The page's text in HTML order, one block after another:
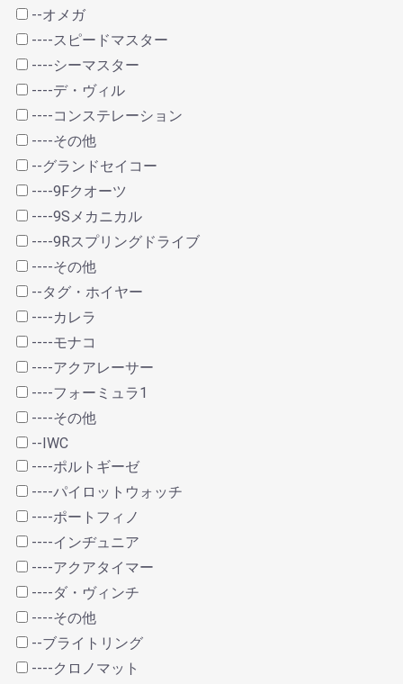
--オメガ
----スピードマスター
----シーマスター
----デ・ヴィル
----コンステレーション
----その他
--グランドセイコー
----9Fクオーツ
----9Sメカニカル
----9Rスプリングドライブ
----その他
--タグ・ホイヤー
----カレラ
----モナコ
----アクアレーサー
----フォーミュラ1
----その他
--IWC
----ポルトギーゼ
----パイロットウォッチ
----ポートフィノ
----インヂュニア
----アクアタイマー
----ダ・ヴィンチ
----その他
--ブライトリング
----クロノマット